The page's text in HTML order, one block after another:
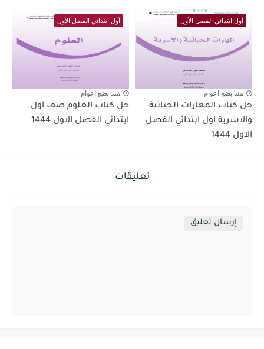
أول ابتدائي الفصل الأول
منذ بضع اعوام
حل كتاب المهارات الحياتية
والاسرية اول ابتدائي الفصل
الاول 1444
أول ابتدائي الفصل الأول
منذ بضع اعوام
حل كتاب العلوم صف اول
ابتدائي الفصل الاول 1444
تعليقات
إرسال تعليق